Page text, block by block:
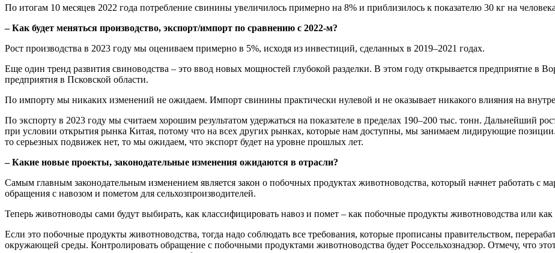
По итогам 10 месяцев 2022 года потребление свинины увеличилось примерно на 8% и приблизилось к показателю 30 кг на
– Как будет меняться производство, экспорт/импорт по сравнению с 2022-м?
Рост производства в 2023 году мы оцениваем примерно в 5%, исходя из инвестиций, сделанных в 2019–2021 годах.
Еще один тренд развития свиноводства – это ввод новых мощностей глубокой разделки. В этом году открывается предприятие в
предприятия в Псковской области.
По импорту мы никаких изменений не ожидаем. Импорт свинины практически нулевой и не оказывает никакого влияния на
По экспорту в 2023 году мы считаем хорошим результатом удержаться на показателе в пределах 190–200 тыс. тонн. Дальнейший
при условии открытия рынка Китая, потому что на всех других рынках, которые нам доступны, мы занимаем лидирующие
то серьезных подвижек нет, то мы ожидаем, что экспорт будет на уровне прошлых лет.
– Какие новые проекты, законодательные изменения ожидаются в отрасли?
Самым главным законодательным изменением является закон о побочных продуктах животноводства, который начнет работать с
обращения с навозом и пометом для сельхозпроизводителей.
Теперь животноводы сами будут выбирать, как классифицировать навоз и помет – как побочные продукты животноводства или как
Если это побочные продукты животноводства, тогда надо соблюдать все требования, которые прописаны правительством,
окружающей среды. Контролировать обращение с побочными продуктами животноводства будет Россельхознадзор. Отмечу, что